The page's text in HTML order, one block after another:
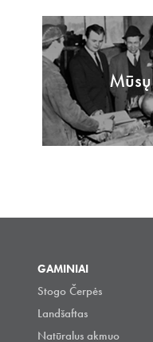
GAMINIAI
Stogo Čerpės
Landšaftas
Natūralus akmuo